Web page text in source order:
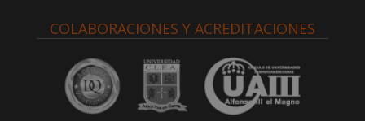
COLABORACIONES Y ACREDITACIONES